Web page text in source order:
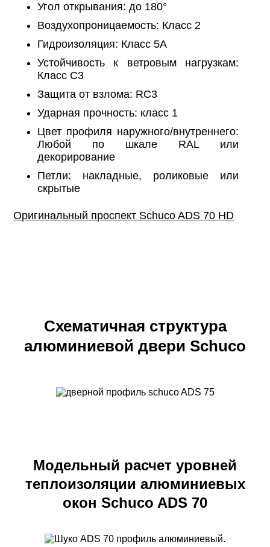
Угол открывания: до 180°
Воздухопроницаемость: Класс 2
Гидроизоляция: Класс 5А
Устойчивость к ветровым нагрузкам:
Класс C3
Защита от взлома: RC3
Ударная прочность: класс 1
Цвет профиля наружного/внутреннего:
Любой по шкале RAL или
декорирование
Петли: накладные, роликовые или
скрытые
Оригинальный проспект Schuco ADS 70 HD
Схематичная структура
алюминиевой двери Schuco
Модельный расчет уровней
теплоизоляции алюминиевых
окон Schuco ADS 70